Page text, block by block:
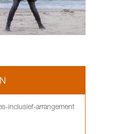
inclusief-arrangement